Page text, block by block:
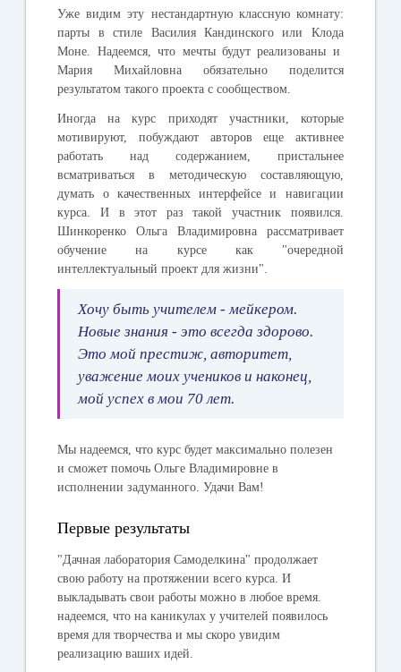
Уже видим эту нестандартную классную комнату:
парты в стиле Василия Кандинского или Клода
Моне. Надеемся, что мечты будут реализованы и
Мария Михайловна обязательно поделится
результатом такого проекта с сообществом.
Иногда на курс приходят участники, которые
мотивируют, побуждают авторов еще активнее
работать над содержанием, пристальнее
всматриваться в методическую составляющую,
думать о качественных интерфейсе и навигации
курса. И в этот раз такой участник появился.
Шинкоренко Ольга Владимировнарассматривает
обучение на курсе как "очередной
интеллектуальный проект для жизни".
Хочу быть учителем - мейкером.
Новые знания - это всегда здорово.
Это мой престиж, авторитет,
уважение моих учеников и наконец,
мой успех в мои 70 лет.
Мы надеемся, что курс будет максимально полезен
и сможет помочь Ольге Владимировне в
исполнении задуманного. Удачи Вам!
Первые результаты
"Дачная лаборатория Самоделкина" продолжает
свою работу на протяжении всего курса. И
выкладывать свои работы можно в любое время.
надеемся, что на каникулах у учителей появилось
время для творчества и мы скоро увидим
реализацию ваших идей.